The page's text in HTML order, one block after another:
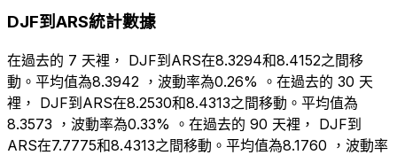
DJF到ARS統計數據
在過去的 7 天裡， DJF到ARS在8.3294和8.4152之間移
動。平均值為8.3942 ，波動率為0.26% 。在過去的 30 天
裡， DJF到ARS在8.2530和8.4313之間移動。平均值為
8.3573 ，波動率為0.33% 。在過去的 90 天裡， DJF到
ARS在7.7775和8.4313之間移動。平均值為8.1760 ，波動率